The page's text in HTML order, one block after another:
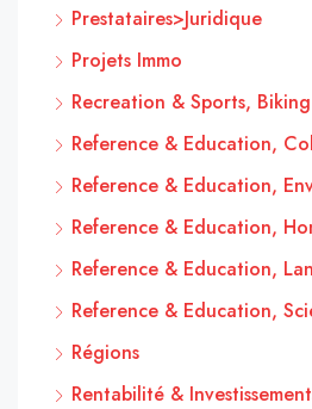
Prestataires>Juridique
Projets Immo
Recreation & Sports, Biking
Reference & Education,
Reference & Education,
Reference & Education,
Reference & Education,
Reference & Education,
Régions
Rentabilité &